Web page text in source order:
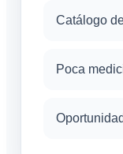
Catálogo
Poca